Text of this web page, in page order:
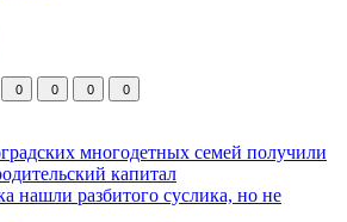
0 0 0 0
многодетных семей получили
капитал
нашли разбитого суслика, но не